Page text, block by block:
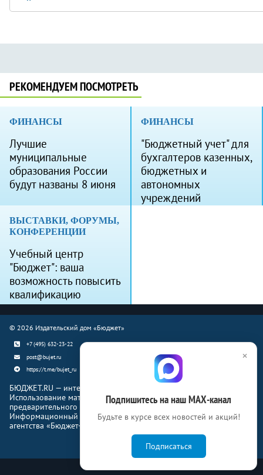
РЕКОМЕНДУЕМ ПОСМОТРЕТЬ
ФИНАНСЫ
Лучшие
муниципальные
образования России
будут названы 8 июня
ФИНАНСЫ
"Бюджетный учет" для
бухгалтеров казенных,
бюджетных и
автономных
учреждений
ВЫСТАВКИ, ФОРУМЫ,
КОНФЕРЕНЦИИ
Учебный центр
"Бюджет": ваша
возможность повысить
квалификацию
© 2026 Издательский дом «Бюджет»
+7 (495) 632-23-22
post@bujet.ru
https://t.me/bujet_ru
БЮДЖЕТ.RU — интернет-издание о финансовой жизни страны.
Использование материалов Бюджет.ru разрешено только с
предварительного письменного согласия правообладателей.
Информационный продукт «Журнал Бюджет» информационного
агентства «Бюджет-Медиа»
×
Подпишитесь на наш МАХ-канал
Будьте в курсе всех новостей и акций!
Подписаться